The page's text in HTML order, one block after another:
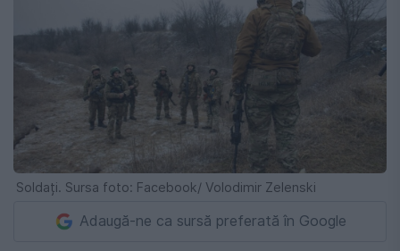
Soldați. Sursa foto: Facebook/ Volodimir Zelenski
Adaugă-ne ca sursă preferată în Google